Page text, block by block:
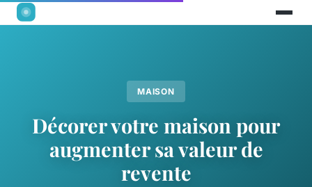
MAISON
Décorer votre maison pour
augmenter sa valeur de
revente